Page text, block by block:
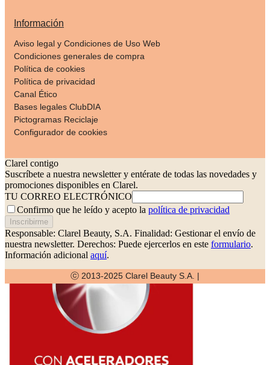
Información
Aviso legal y Condiciones de Uso Web
Condiciones generales de compra
Política de cookies
Política de privacidad
Canal Ético
Bases legales ClubDIA
Pictogramas Reciclaje
Configurador de cookies
Clarel contigo
Suscríbete a nuestra newsletter y entérate de todas las novedades y
promociones disponibles en Clarel.
TU CORREO ELECTRÓNICO
Confirmo que he leído y acepto la política de privacidad
Inscribirme
Responsable: Clarel Beauty, S.A. Finalidad: Gestionar el envío de
nuestra newsletter. Derechos: Puede ejercerlos en este formulario.
Información adicional aquí.
ⓒ 2013-2025 Clarel Beauty S.A. |